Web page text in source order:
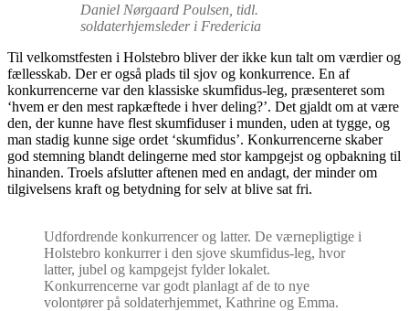
Daniel Nørgaard Poulsen, tidl.
soldaterhjemsleder i Fredericia
Til velkomstfesten i Holstebro bliver der ikke kun talt om værdier og
fællesskab. Der er også plads til sjov og konkurrence. En af
konkurrencerne var den klassiske skumfidus-leg, præsenteret som
‘hvem er den mest rapkæftede i hver deling?’. Det gjaldt om at være
den, der kunne have flest skumfiduser i munden, uden at tygge, og
man stadig kunne sige ordet ‘skumfidus’. Konkurrencerne skaber
god stemning blandt delingerne med stor kampgejst og opbakning til
hinanden. Troels afslutter aftenen med en andagt, der minder om
tilgivelsens kraft og betydning for selv at blive sat fri.
Udfordrende konkurrencer og latter. De værnepligtige i
Holstebro konkurrer i den sjove skumfidus-leg, hvor
latter, jubel og kampgejst fylder lokalet.
Konkurrencerne var godt planlagt af de to nye
volontører på soldaterhjemmet, Kathrine og Emma.